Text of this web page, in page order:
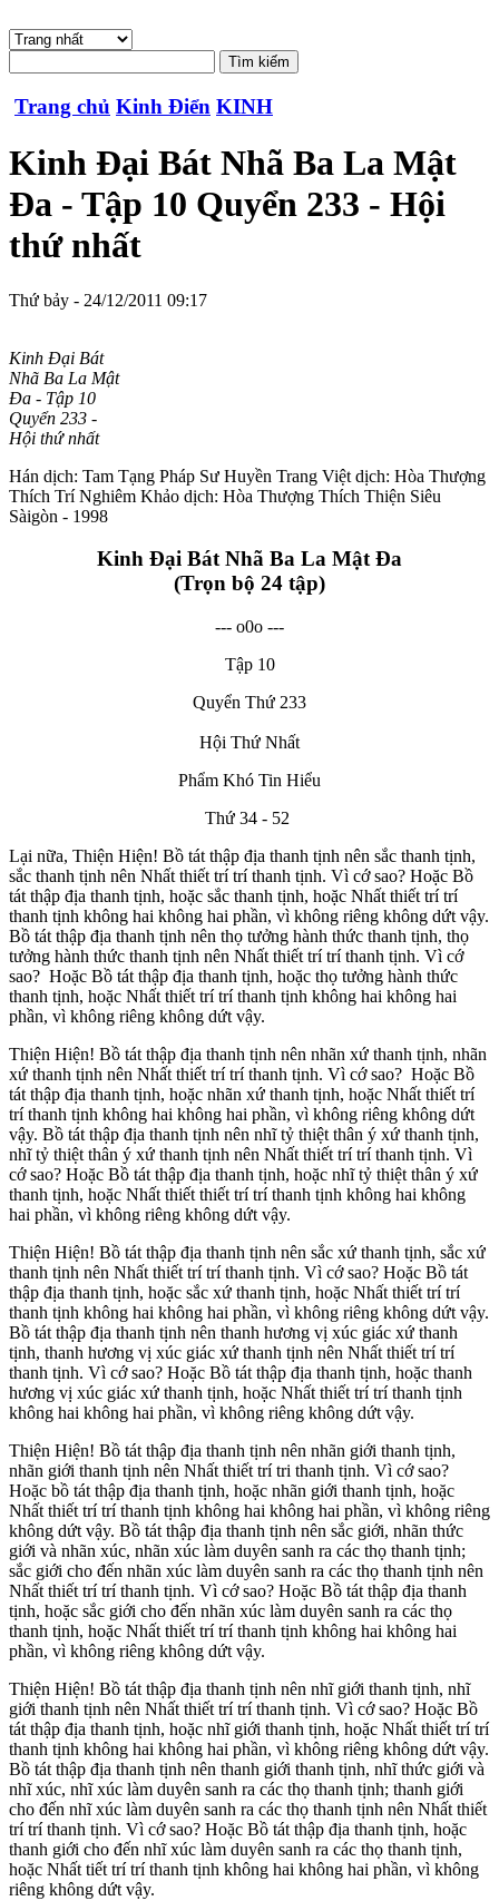
Trang chủ Kinh Điển KINH
Kinh Đại Bát Nhã Ba La Mật
Đa - Tập 10 Quyển 233 - Hội
thứ nhất
Thứ bảy - 24/12/2011 09:17
Kinh Đại Bát
Nhã Ba La Mật
Đa - Tập 10
Quyển 233 -
Hội thứ nhất
Hán dịch: Tam Tạng Pháp Sư Huyền Trang Việt dịch: Hòa Thượng
Thích Trí Nghiêm Khảo dịch: Hòa Thượng Thích Thiện Siêu
Sàigòn - 1998
Kinh Đại Bát Nhã Ba La Mật Đa
(Trọn bộ 24 tập)
--- o0o ---
Tập 10
Quyển Thứ 233
Hội Thứ Nhất
Phẩm Khó Tin Hiểu
Thứ 34 - 52
Lại nữa, Thiện Hiện! Bồ tát thập địa thanh tịnh nên sắc thanh tịnh,
sắc thanh tịnh nên Nhất thiết trí trí thanh tịnh. Vì cớ sao? Hoặc Bồ
tát thập địa thanh tịnh, hoặc sắc thanh tịnh, hoặc Nhất thiết trí trí
thanh tịnh không hai không hai phần, vì không riêng không dứt vậy.
Bồ tát thập địa thanh tịnh nên thọ tưởng hành thức thanh tịnh, thọ
tưởng hành thức thanh tịnh nên Nhất thiết trí trí thanh tịnh. Vì cớ
sao? Hoặc Bồ tát thập địa thanh tịnh, hoặc thọ tưởng hành thức
thanh tịnh, hoặc Nhất thiết trí trí thanh tịnh không hai không hai
phần, vì không riêng không dứt vậy.
Thiện Hiện! Bồ tát thập địa thanh tịnh nên nhãn xứ thanh tịnh, nhãn
xứ thanh tịnh nên Nhất thiết trí trí thanh tịnh. Vì cớ sao? Hoặc Bồ
tát thập địa thanh tịnh, hoặc nhãn xứ thanh tịnh, hoặc Nhất thiết trí
trí thanh tịnh không hai không hai phần, vì không riêng không dứt
vậy. Bồ tát thập địa thanh tịnh nên nhĩ tỷ thiệt thân ý xứ thanh tịnh,
nhĩ tỷ thiệt thân ý xứ thanh tịnh nên Nhất thiết trí trí thanh tịnh. Vì
cớ sao? Hoặc Bồ tát thập địa thanh tịnh, hoặc nhĩ tỷ thiệt thân ý xứ
thanh tịnh, hoặc Nhất thiết thiết trí trí thanh tịnh không hai không
hai phần, vì không riêng không dứt vậy.
Thiện Hiện! Bồ tát thập địa thanh tịnh nên sắc xứ thanh tịnh, sắc xứ
thanh tịnh nên Nhất thiết trí trí thanh tịnh. Vì cớ sao? Hoặc Bồ tát
thập địa thanh tịnh, hoặc sắc xứ thanh tịnh, hoặc Nhất thiết trí trí
thanh tịnh không hai không hai phần, vì không riêng không dứt vậy.
Bồ tát thập địa thanh tịnh nên thanh hương vị xúc giác xứ thanh
tịnh, thanh hương vị xúc giác xứ thanh tịnh nên Nhất thiết trí trí
thanh tịnh. Vì cớ sao? Hoặc Bồ tát thập địa thanh tịnh, hoặc thanh
hương vị xúc giác xứ thanh tịnh, hoặc Nhất thiết trí trí thanh tịnh
không hai không hai phần, vì không riêng không dứt vậy.
Thiện Hiện! Bồ tát thập địa thanh tịnh nên nhãn giới thanh tịnh,
nhãn giới thanh tịnh nên Nhất thiết trí tri thanh tịnh. Vì cớ sao?
Hoặc bồ tát thập địa thanh tịnh, hoặc nhãn giới thanh tịnh, hoặc
Nhất thiết trí trí thanh tịnh không hai không hai phần, vì không riêng
không dứt vậy. Bồ tát thập địa thanh tịnh nên sắc giới, nhãn thức
giới và nhãn xúc, nhãn xúc làm duyên sanh ra các thọ thanh tịnh;
sắc giới cho đến nhãn xúc làm duyên sanh ra các thọ thanh tịnh nên
Nhất thiết trí trí thanh tịnh. Vì cớ sao? Hoặc Bồ tát thập địa thanh
tịnh, hoặc sắc giới cho đến nhãn xúc làm duyên sanh ra các thọ
thanh tịnh, hoặc Nhất thiết trí trí thanh tịnh không hai không hai
phần, vì không riêng không dứt vậy.
Thiện Hiện! Bồ tát thập địa thanh tịnh nên nhĩ giới thanh tịnh, nhĩ
giới thanh tịnh nên Nhất thiết trí trí thanh tịnh. Vì cớ sao? Hoặc Bồ
tát thập địa thanh tịnh, hoặc nhĩ giới thanh tịnh, hoặc Nhất thiết trí trí
thanh tịnh không hai không hai phần, vì không riêng không dứt vậy.
Bồ tát thập địa thanh tịnh nên thanh giới thanh tịnh, nhĩ thức giới và
nhĩ xúc, nhĩ xúc làm duyên sanh ra các thọ thanh tịnh; thanh giới
cho đến nhĩ xúc làm duyên sanh ra các thọ thanh tịnh nên Nhất thiết
trí trí thanh tịnh. Vì cớ sao? Hoặc Bồ tát thập địa thanh tịnh, hoặc
thanh giới cho đến nhĩ xúc làm duyên sanh ra các thọ thanh tịnh,
hoặc Nhất tiết trí trí thanh tịnh không hai không hai phần, vì không
riêng không dứt vậy.